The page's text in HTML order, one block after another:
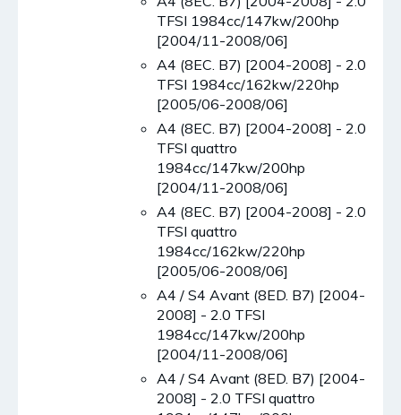
TFSI 1984cc/147kw/200hp
[2004/11-2008/06]
A4 (8EC. B7) [2004-2008] - 2.0
TFSI 1984cc/162kw/220hp
[2005/06-2008/06]
A4 (8EC. B7) [2004-2008] - 2.0
TFSI quattro
1984cc/147kw/200hp
[2004/11-2008/06]
A4 (8EC. B7) [2004-2008] - 2.0
TFSI quattro
1984cc/162kw/220hp
[2005/06-2008/06]
A4 / S4 Avant (8ED. B7) [2004-
2008] - 2.0 TFSI
1984cc/147kw/200hp
[2004/11-2008/06]
A4 / S4 Avant (8ED. B7) [2004-
2008] - 2.0 TFSI quattro